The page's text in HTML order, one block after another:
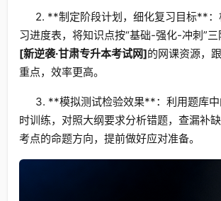
2. **制定阶段计划，细化复习目标**：
习进度表，将知识点按“基础-强化-冲刺”
[新逆袭·甘肃专升本考试网]的网课资源，
重点，效率更高。
3. **模拟测试检验效果**：利用题库
时训练，对照大纲要求分析错题，查漏补
考点的命题方向，提前做好应对准备。